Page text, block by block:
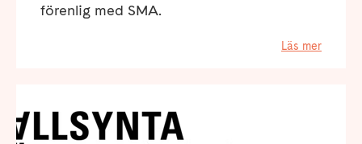
förenlig med SMA.
Läs mer